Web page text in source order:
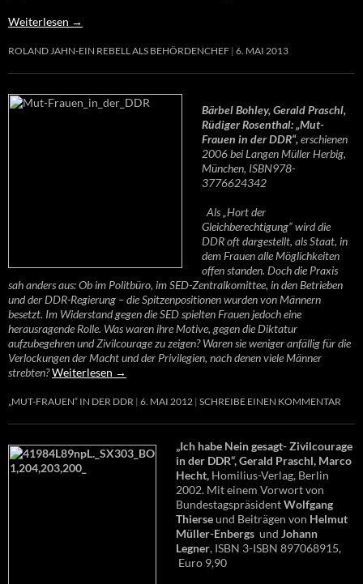
Weiterlesen →
ROLAND JAHN-EIN REBELL ALS BEHÖRDENCHEF 6. MAI 2013
Bärbel Bohley, Gerald Praschl,
Rüdiger Rosenthal: „Mut-
Frauen in der DDR“,erschienen
2006 bei Langen Müller Herbig,
München, ISBN978-
3776624342
Als „Hort der
Gleichberechtigung“ wird die
DDR oft dargestellt, als Staat, in
dem Frauen alle Möglichkeiten
offen standen. Doch die Praxis
sah anders aus: Ob im Politbüro, im SED-Zentralkomittee, in den Betrieben
und der DDR-Regierung – die Spitzenpositionen wurden von Männern
besetzt. Im Widerstand gegen die SED spielten Frauen jedoch eine
herausragende Rolle. Was waren ihre Motive, gegen die Diktatur
aufzubegehren und Zivilcourage zu zeigen? Waren sie weniger anfällig für die
Verlockungen der Macht und der Privilegien, nach denen viele Männer
strebten?Weiterlesen →
„MUT-FRAUEN“ IN DER DDR 6. MAI 2012 SCHREIBE EINEN KOMMENTAR
„Ich habe Nein gesagt- Zivilcourage
in der DDR“, Gerald Praschl, Marco
Hecht, Homilius-Verlag, Berlin
2002. Mit einem Vorwort von
BundestagspräsidentWolfgang
Thierseund Beiträgen von Helmut
Müller-Enbergs und Johann
Legner, ISBN 3-ISBN 897068915,
Euro 9,90